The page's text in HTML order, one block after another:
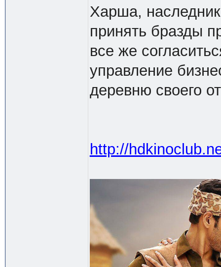
Харша,
принять бразды
все же
управление
деревню своего
http://